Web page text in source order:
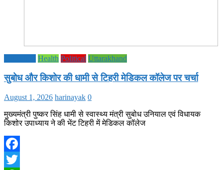
Health Political Uttarakhand
सुबोध और किशोर की धामी से टिहरी मेडिकल कॉलेज पर चर्चा
August 1, 2026 harinayak 0
मुख्यमंत्री पुष्कर सिंह धामी से स्वास्थ्य मंत्री सुबोध उनियाल एवं विधायक
किशोर उपाध्याय ने की भेंट टिहरी में मेडिकल कॉलेज
Facebook